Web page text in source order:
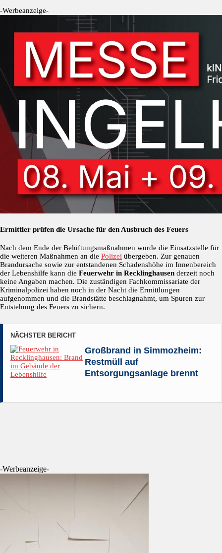
-Werbeanzeige-
Ermittler prüfen die Ursache für den Ausbruch des Feuers
Nach dem Ende der Belüftungsmaßnahmen wurde die Einsatzstelle für
die weiteren Maßnahmen an die Polizei übergeben. Zur genauen
Brandursache sowie zur entstandenen Schadenshöhe im Innenbereich
der Lebenshilfe kann die Feuerwehr in Recklinghausen derzeit noch
keine Angaben machen. Die zuständigen Fachkommissariate der
Kriminalpolizei haben noch in der Nacht die Ermittlungen
aufgenommen und die Brandstätte beschlagnahmt, um Spuren zur
Entstehung des Feuers zu sichern.
NÄCHSTER BERICHT
Großbrand in Simmozheim:
Restmüll auf
Entsorgungsanlage brennt
-Werbeanzeige-